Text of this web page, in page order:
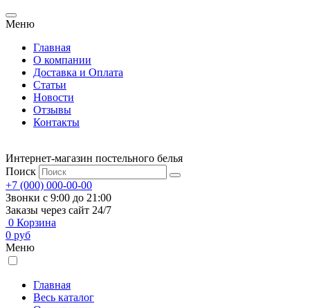
Меню
Главная
О компании
Доставка и Оплата
Статьи
Новости
Отзывы
Контакты
Интернет-магазин постельного белья
Поиск
+7 (000) 000-00-00
Звонки с 9:00 до 21:00
Заказы через сайт 24/7
0 Корзина
0 руб
Меню
Главная
Весь каталог